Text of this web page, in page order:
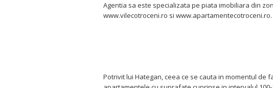
Agentia sa este specializata pe piata imobiliara din
www.vilecotroceni.ro si www.apartamentecotroceni.ro.
Potrivit lui Hategan, ceea ce se cauta in momentul